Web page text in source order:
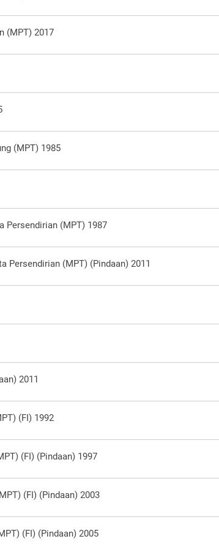
(MPT) 2017
(MPT) 1985
Persendirian (MPT) 1987
Persendirian (MPT) (Pindaan) 2011
2011
(FI) 1992
(FI) (Pindaan) 1997
(FI) (Pindaan) 2003
(FI) (Pindaan) 2005